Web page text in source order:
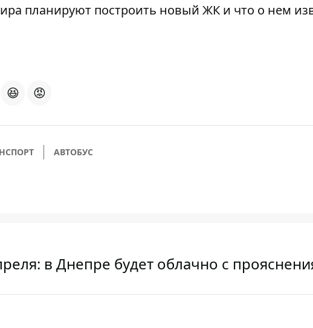
планируют построить новый ЖК и что о нем
😆 😡
АВТОБУС
в Днепре будет облачно с